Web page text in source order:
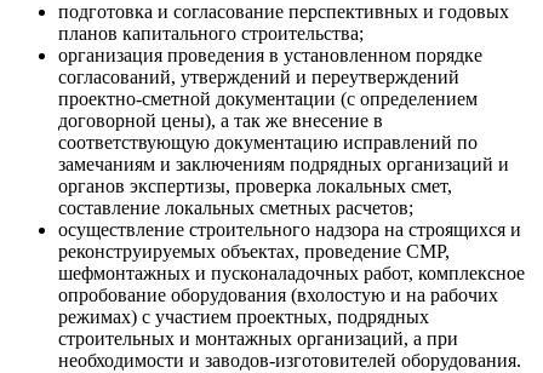
подготовка и согласование перспективных и годовых
планов капитального строительства;
организация проведения в установленном порядке
согласований, утверждений и переутверждений
проектно-сметной документации (с определением
договорной цены), а так же внесение в
соответствующую документацию исправлений по
замечаниям и заключениям подрядных организаций и
органов экспертизы, проверка локальных смет,
составление локальных сметных расчетов;
осуществление строительного надзора на строящихся и
реконструируемых объектах, проведение СМР,
шефмонтажных и пусконаладочных работ, комплексное
опробование оборудования (вхолостую и на рабочих
режимах) с участием проектных, подрядных
строительных и монтажных организаций, а при
необходимости и заводов-изготовителей оборудования.